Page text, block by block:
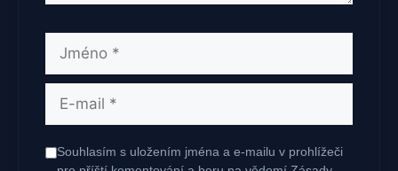
Jméno
Souhlasím s uložením jména a e-mailu v prohlížeči